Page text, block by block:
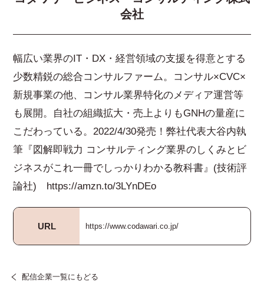
会社
幅広い業界のIT・DX・経営領域の支援を得意とする
少数精鋭の総合コンサルファーム。コンサル×CVC×
新規事業の他、コンサル業界特化のメディア運営等
も展開。自社の組織拡大・売上よりもGNHの量産に
こだわっている。2022/4/30発売！弊社代表大谷内執
筆『図解即戦力 コンサルティング業界のしくみとビ
ジネスがこれ一冊でしっかりわかる教科書』(技術評
論社) https://amzn.to/3LYnDEo
URL https://www.codawari.co.jp/
配信企業一覧にもどる